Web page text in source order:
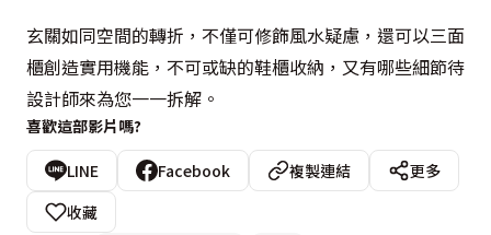
玄關如同空間的轉折，不僅可修飾風水疑慮，還可以三面
櫃創造實用機能，不可或缺的鞋櫃收納，又有哪些細節待
設計師來為您一一拆解。
喜歡這部影片嗎?
LINE Facebook 複製連結
更多
收藏